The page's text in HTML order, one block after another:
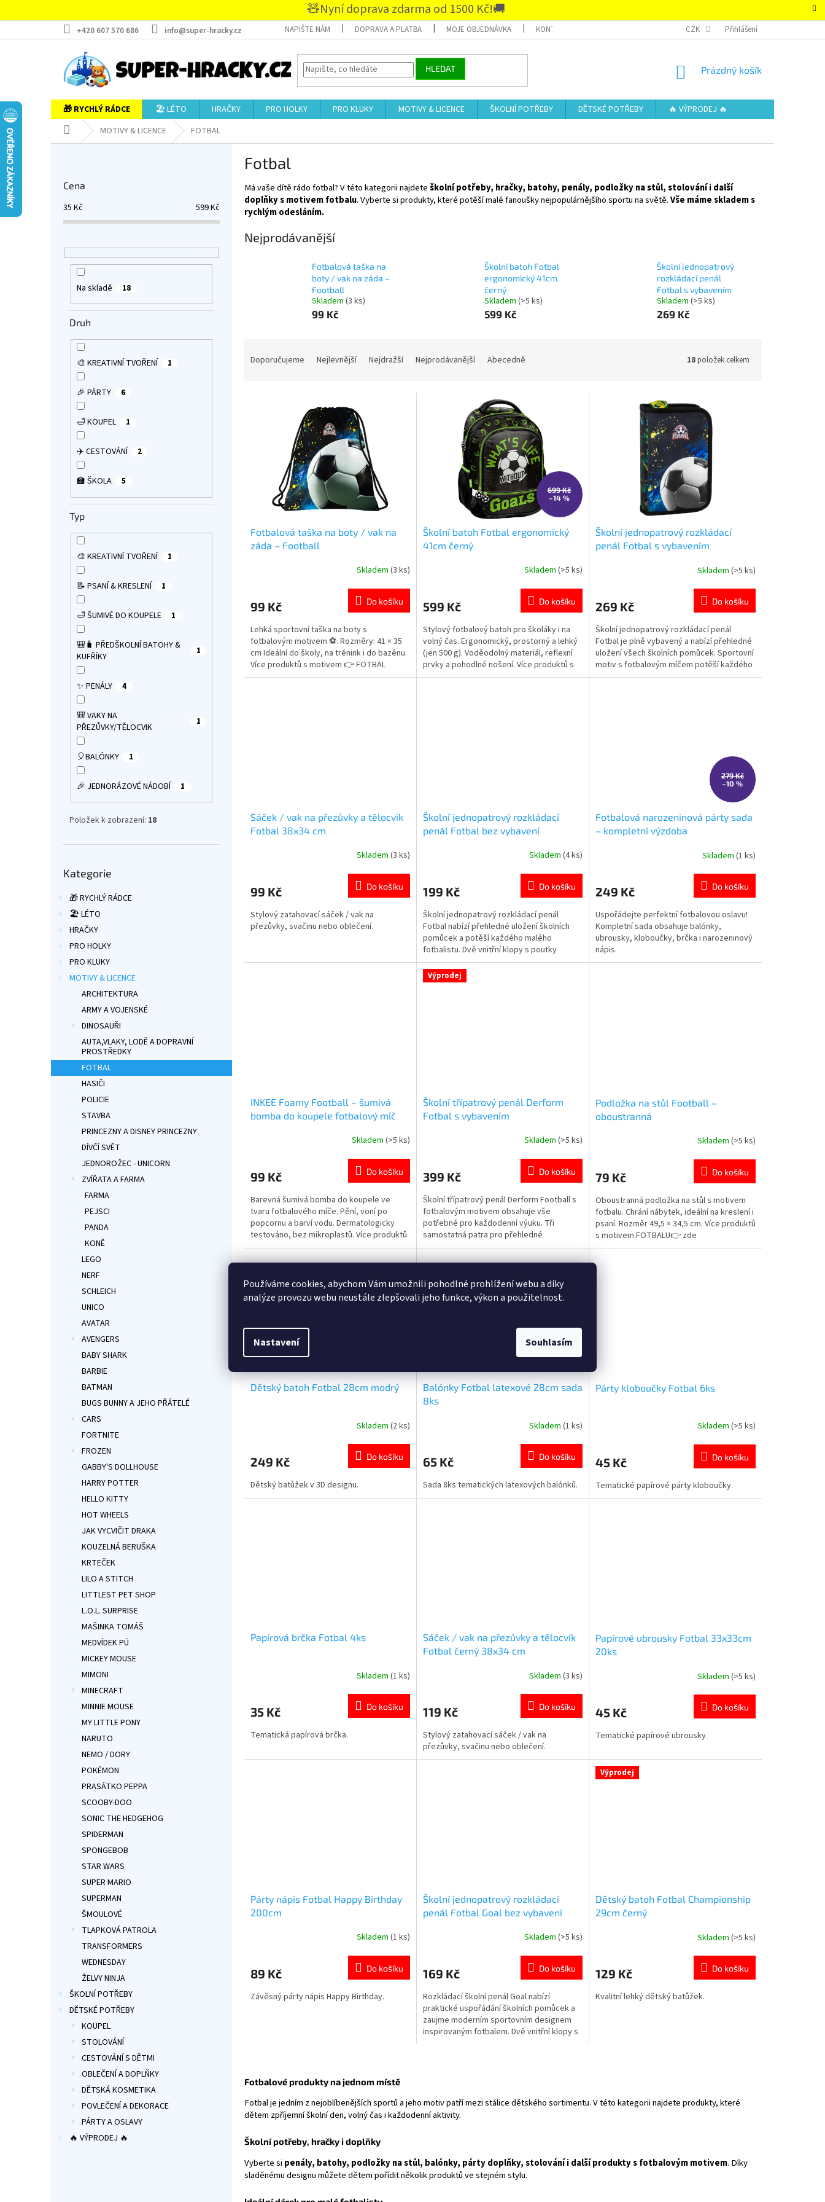
Používáme cookies, abychom Vám umožnili pohodlné prohlížení webu a díky
analýze provozu webu neustále zlepšovali jeho funkce, výkon a použitelnost.
Nastavení Souhlasím
🧸Nyní doprava zdarma od 1500 Kč!🚚
+420 607 570 686 info@super-hracky.cz NAPIŠTE NÁM DOPRAVA A PLATBA MOJE OBJEDNÁVKA KONTAKTY OBCHODNÍ PODMÍNKY – SUPER-HRACKY.CZ
CZK Přihlášení
HLEDAT
NÁKUPNÍ
Prázdný košík
🎁 RYCHLÝ RÁDCE 🏖️ LÉTO HRAČKY PRO HOLKY PRO KLUKY MOTIVY & LICENCE ŠKOLNÍ POTŘEBY DĚTSKÉ POTŘEBY
🔥 VÝPRODEJ 🔥
Domů MOTIVY & LICENCE FOTBAL
Cena
35 Kč 599Kč
Na skladě 18
Druh
🎨 KREATIVNÍ TVOŘENÍ 1
🎉 PÁRTY 6
🛁 KOUPEL 1
✈️ CESTOVÁNÍ 2
🏫 ŠKOLA 5
Typ
🎨 KREATIVNÍ TVOŘENÍ 1
📝 PSANÍ & KRESLENÍ 1
🛁 ŠUMIVÉ DO KOUPELE 1
🎒🧳 PŘEDŠKOLNÍ BATOHY &
KUFŘÍKY
1
✨ PENÁLY 4
🎒 VAKY NA
PŘEZŮVKY/TĚLOCVIK
1
🎈BALÓNKY 1
🎉 JEDNORÁZOVÉ NÁDOBÍ 1
Položek k zobrazení: 18
kategorie
Kategorie
🎁 RYCHLÝ RÁDCE
🏖️ LÉTO
HRAČKY
PRO HOLKY
PRO KLUKY
MOTIVY & LICENCE
ARCHITEKTURA
ARMY A VOJENSKÉ
DINOSAUŘI
AUTA,VLAKY, LODĚ A DOPRAVNÍ
PROSTŘEDKY
FOTBAL
HASIČI
POLICIE
STAVBA
PRINCEZNY A DISNEY PRINCEZNY
DÍVČÍ SVĚT
JEDNOROŽEC - UNICORN
ZVÍŘATA A FARMA
FARMA
PEJSCI
PANDA
KONĚ
LEGO
NERF
SCHLEICH
UNICO
AVATAR
AVENGERS
BABY SHARK
BARBIE
BATMAN
BUGS BUNNY A JEHO PŘÁTELÉ
CARS
FORTNITE
FROZEN
GABBY'S DOLLHOUSE
HARRY POTTER
HELLO KITTY
HOT WHEELS
JAK VYCVIČIT DRAKA
KOUZELNÁ BERUŠKA
KRTEČEK
LILO A STITCH
LITTLEST PET SHOP
L.O.L. SURPRISE
MAŠINKA TOMÁŠ
MEDVÍDEK PÚ
MICKEY MOUSE
MIMONI
MINECRAFT
MINNIE MOUSE
MY LITTLE PONY
NARUTO
NEMO / DORY
POKÉMON
PRASÁTKO PEPPA
SCOOBY-DOO
SONIC THE HEDGEHOG
SPIDERMAN
SPONGEBOB
STAR WARS
SUPER MARIO
SUPERMAN
ŠMOULOVÉ
TLAPKOVÁ PATROLA
TRANSFORMERS
WEDNESDAY
ŽELVY NINJA
ŠKOLNÍ POTŘEBY
DĚTSKÉ POTŘEBY
KOUPEL
STOLOVÁNÍ
CESTOVÁNÍ S DĚTMI
OBLEČENÍ A DOPLŇKY
DĚTSKÁ KOSMETIKA
POVLEČENÍ A DEKORACE
PÁRTY A OSLAVY
🔥 VÝPRODEJ 🔥
Fotbal
Má vaše dítě rádo fotbal? V této kategorii najdeteškolní potřeby, hračky, batohy, penály, podložky na stůl, stolování i další
doplňky s motivem fotbalu. Vyberte si produkty, které potěší malé fanoušky nejpopulárnějšího sportu na světě.Vše máme skladem s
rychlým odesláním.
Nejprodávanější
Fotbalová taška na
boty / vak na záda –
Football
Skladem (3 ks)
99 Kč
Školní batoh Fotbal
ergonomický 41cm
černý
Skladem (>5 ks)
599 Kč
Školní jednopatrový
rozkládací penál
Fotbal s vybavením
Skladem (>5 ks)
269 Kč
Doporučujeme Nejlevnější Nejdražší Nejprodávanější Abecedně 18položek celkem
Fotbalová taška na boty / vak na
záda – Football
je
z
5
hvězdiček.
Skladem (3 ks)
99 Kč Do košíku
Lehká sportovní taška na boty s
fotbalovým motivem ⚽. Rozměry: 41 × 35
cm Ideální do školy, na trénink i do bazénu.
Více produktů s motivem 👉 FOTBAL
699 Kč
–14 %
Školní batoh Fotbal ergonomický
41cm černý
je
z
5
hvězdiček.
Skladem (>5 ks)
599 Kč Do košíku
Stylový fotbalový batoh pro školáky i na
volný čas. Ergonomický, prostorný a lehký
(jen 500 g). Voděodolný materiál, reflexní
prvky a pohodlné nošení. Více produktů s
motivem fotbal 👉 zde
Školní jednopatrový rozkládací
penál Fotbal s vybavením
je
z
5
hvězdiček.
Skladem (>5 ks)
269 Kč Do košíku
Školní jednopatrový rozkládací penál
Fotbal je plně vybavený a nabízí přehledné
uložení všech školních pomůcek. Sportovní
motiv s fotbalovým míčem potěší každého
malého fanouška fotbalu. Dvě vnitřní klopy
Sáček / vak na přezůvky a tělocvik
Fotbal 38x34 cm
je
z
5
Skladem (3 ks)
99 Kč Do košíku
Stylový zatahovací sáček / vak na
přezůvky, svačinu nebo oblečení.
Školní jednopatrový rozkládací
penál Fotbal bez vybavení
je
z
5
hvězdiček.
Skladem (4 ks)
199 Kč Do košíku
Školní jednopatrový rozkládací penál
Fotbal nabízí přehledné uložení školních
pomůcek a potěší každého malého
fotbalistu. Dvě vnitřní klopy s poutky
pomohou udržet tužky, pastelky i další
potřeby vždy na svém místě. 👉 Více
produktů s motivem fotbalu
279 Kč
–10 %
Fotbalová narozeninová párty sada
– kompletní výzdoba
je
z
5
hvězdiček.
Skladem (1 ks)
249 Kč Do košíku
Uspořádejte perfektní fotbalovou oslavu!
Kompletní sada obsahuje balónky,
ubrousky, kloboučky, brčka i narozeninový
nápis.
INKEE Foamy Football – šumivá
bomba do koupele fotbalový míč
je
z
5
hvězdiček.
Skladem (>5 ks)
99 Kč Do košíku
Barevná šumivá bomba do koupele ve
tvaru fotbalového míče. Pění, voní po
popcornu a barví vodu. Dermatologicky
testováno, bez mikroplastů. Více produktů
s motivem 👉 FOTBALU Více produktů
👉 DO KOUPELE
Výprodej
Školní třípatrový penál Derform
Fotbal s vybavením
je
z
5
hvězdiček.
Skladem (>5 ks)
399 Kč Do košíku
Školní třípatrový penál Derform Football s
fotbalovým motivem obsahuje vše
potřebné pro každodenní výuku. Tři
samostatná patra pro přehledné
uspořádání školních pomůcek. Kompletní
vybavení připravené k okamžitému použití.
👉 Více produktů s motivem...
Podložka na stůl Football –
oboustranná
je
z
5
hvězdiček.
Skladem (>5 ks)
79 Kč Do košíku
Oboustranná podložka na stůl s motivem
fotbalu. Chrání nábytek, ideální na kreslení i
psaní. Rozměr 49,5 × 34,5 cm. Více produktů
s motivem FOTBALU👉 zde
Dětský batoh Fotbal 28cm modrý
Skladem (2 ks)
249 Kč Do košíku
Dětský batůžek v 3D designu.
Balónky Fotbal latexové 28cm sada
8ks
je
z
5
Skladem (1 ks)
65 Kč Do košíku
Sada 8ks tematických latexových balónků.
Párty kloboučky Fotbal 6ks
je
z
5
Skladem (>5 ks)
45 Kč Do košíku
Tematické papírové párty kloboučky.
Papírová brčka Fotbal 4ks
je
z
hvězdiček.
Skladem (1 ks)
35 Kč Do košíku
Tematická papírová brčka.
Sáček / vak na přezůvky a tělocvik
Fotbal černý 38x34 cm
je
z
5
hvězdiček.
Skladem (3 ks)
119 Kč Do košíku
Stylový zatahovací sáček / vak na
přezůvky, svačinu nebo oblečení.
Papírové ubrousky Fotbal 33x33cm
20ks
je
z
hvězdiček.
Skladem (>5 ks)
45 Kč Do košíku
Tematické papírové ubrousky.
Párty nápis Fotbal Happy Birthday
200cm
je
z
Skladem (1 ks)
89 Kč Do košíku
Závěsný párty nápis Happy Birthday.
Školní jednopatrový rozkládací
penál Fotbal Goal bez vybavení
je
z
5
hvězdiček.
Skladem (>5 ks)
169 Kč Do košíku
Rozkládací školní penál Goal nabízí
praktické uspořádání školních pomůcek a
zaujme moderním sportovním designem
inspirovaným fotbalem. Dvě vnitřní klopy s
Výprodej
Dětský batoh Fotbal Championship
29cm černý
je
z
Skladem (>5 ks)
129 Kč Do košíku
Kvalitní lehký dětský batůžek.
d
r
v
Fotbalové produkty na jednom místě
Fotbal je jedním z nejoblíbenějších sportů a jeho motiv patří mezi stálice dětského sortimentu. V této kategorii najdete produkty, které
dětem zpříjemní školní den, volný čas i každodenní aktivity.
Školní potřeby, hračky i doplňky
Vyberte si penály, batohy, podložky na stůl, balónky, párty doplňky, stolování i další produkty s fotbalovým motivem. Díky
sladěnému designu můžete dětem pořídit několik produktů ve stejném stylu.